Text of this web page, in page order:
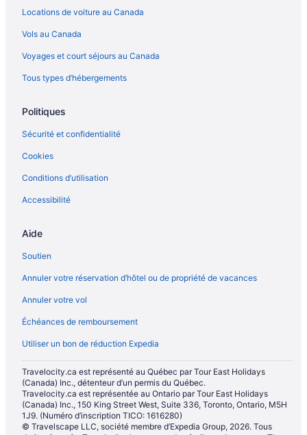
Forest View – Appartements
Grafton – Hôtels Extended Stay America
Hindsboro – Appartements
La Prairie – Maisons de vacances privées
Leaf River – Gîtes
Lomax – Motels
Hilton Hotels – Maquon
Matteson – Gîtes
Melrose Park – Auberges de jeunesse
Momence – Gîtes
Oak Park – Gîtes
Orion – Hôtels-résidences
Ottawa – Chalets rustiques
Ottawa – Hôtels Motel 6
Ottawa – Hôtels
Ottawa – Villas
Palestine – Maisons de vacances privées
Papineau – Gîtes
Piper City – Gîtes
Locations de voiture au Canada
Vols au Canada
Voyages et court séjours au Canada
Tous types d’hébergements
Politiques
Sécurité et confidentialité
Cookies
Conditions d’utilisation
Accessibilité
Aide
Soutien
Annuler votre réservation d’hôtel ou de propriété de vacances
Annuler votre vol
Échéances de remboursement
Utiliser un bon de réduction Expedia
Travelocity.ca est représenté au Québec par Tour East Holidays
(Canada) Inc., détenteur d’un permis du Québec.
Travelocity.ca est représentée au Ontario par Tour East Holidays
(Canada) Inc., 150 King Street West, Suite 336, Toronto, Ontario, M5H
1J9. (Numéro d’inscription TICO: 1616280)
© Travelscape LLC, société membre d’Expedia Group, 2026. Tous